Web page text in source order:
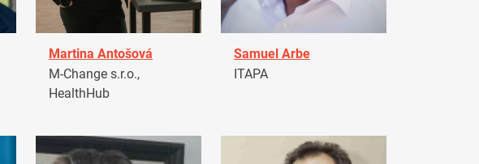
Martina Antošová
M-Change s.r.o.,
HealthHub
Samuel Arbe
ITAPA